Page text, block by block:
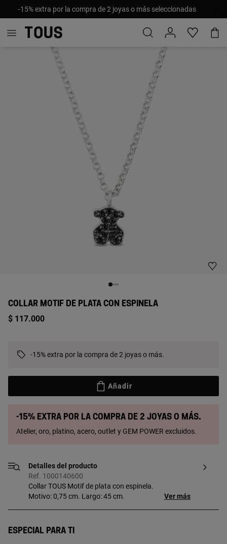
-15% extra por la compra de 2 joyas o más seleccionadas
COLLAR MOTIF DE PLATA CON ESPINELA
$ 117.000
-15% extra por la compra de 2 joyas o más.
Añadir
-15% extra por la compra de 2 joyas o más.
Atelier, oro, platino, acero, outlet y GEM POWER excluidos.
Detalles del producto
Ref. 1000140600
Collar TOUS Motif de plata con espinela.
Motivo: 0,75 cm. Largo: 45 cm.
Ver más
Especial para ti